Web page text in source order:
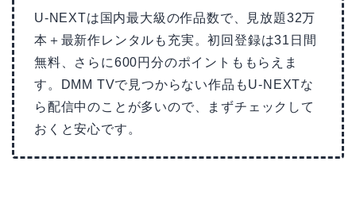
U-NEXTは国内最大級の作品数で、見放題32万
本＋最新作レンタルも充実。初回登録は31日間
無料、さらに600円分のポイントももらえま
す。DMM TVで見つからない作品もU-NEXTな
ら配信中のことが多いので、まずチェックして
おくと安心です。